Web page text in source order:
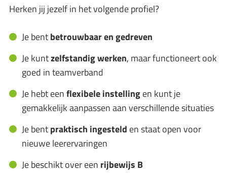
Herken jij jezelf in het volgende profiel?
Je bentbetrouwbaar en gedreven
Je kuntzelfstandig werken, maar functioneert ook
goed in teamverband
Je hebt eenflexibele instellingen kunt je
gemakkelijk aanpassen aan verschillende situaties
Je bentpraktisch ingesteld en staat open voor
nieuwe leerervaringen
Je beschikt over een rijbewijs B